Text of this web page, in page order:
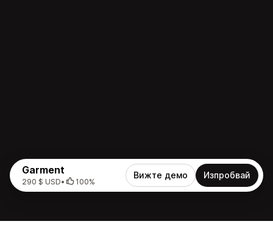
Garment
290 $ USD• 100%
Вижте демо Изпробвай